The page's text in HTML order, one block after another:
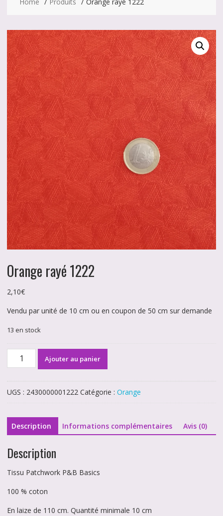
Orange rayé 1222
2,10€
Vendu par unité de 10 cm ou en coupon de 50 cm sur demande
13 en stock
quantité
1222
Ajouter au panier
UGS : 2430000001222 Catégorie : Orange
Description Informations complémentaires Avis (0)
Description
Tissu Patchwork P&B Basics
100 % coton
En laize de 110 cm. Quantité minimale 10 cm